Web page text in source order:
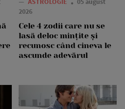
2026
Cele 4 zodii care nu se
lasă deloc mințite și
recunosc când cineva le
ascunde adevărul